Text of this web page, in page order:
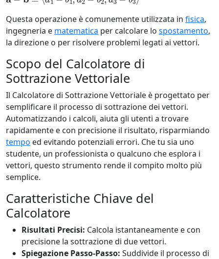
Questa operazione è comunemente utilizzata in fisica,
ingegneria e matematica per calcolare lo spostamento,
la direzione o per risolvere problemi legati ai vettori.
Scopo del Calcolatore di
Sottrazione Vettoriale
Il Calcolatore di Sottrazione Vettoriale è progettato per
semplificare il processo di sottrazione dei vettori.
Automatizzando i calcoli, aiuta gli utenti a trovare
rapidamente e con precisione il risultato, risparmiando
tempo ed evitando potenziali errori. Che tu sia uno
studente, un professionista o qualcuno che esplora i
vettori, questo strumento rende il compito molto più
semplice.
Caratteristiche Chiave del
Calcolatore
Risultati Precisi: Calcola istantaneamente e con
precisione la sottrazione di due vettori.
Spiegazione Passo-Passo: Suddivide il processo di